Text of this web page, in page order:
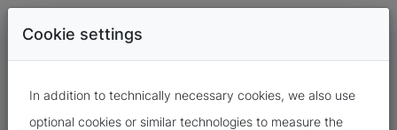
Cookie settings
In addition to technically necessary cookies, we also use
optional cookies or similar technologies to measure the